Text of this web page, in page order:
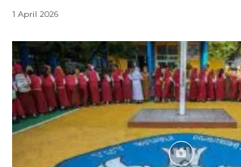
1 April 2026